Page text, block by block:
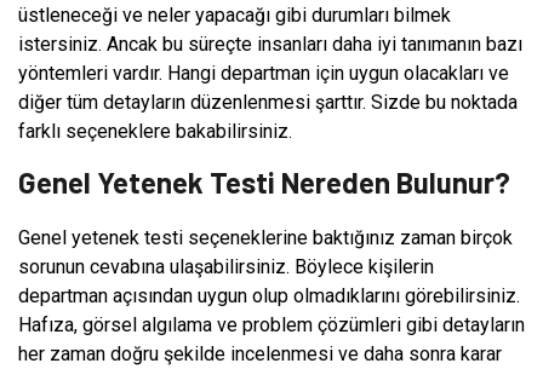
üstleneceği ve neler yapacağı gibi durumları bilmek
istersiniz. Ancak bu süreçte insanları daha iyi tanımanın bazı
yöntemleri vardır. Hangi departman için uygun olacakları ve
diğer tüm detayların düzenlenmesi şarttır. Sizde bu noktada
farklı seçeneklere bakabilirsiniz.
Genel Yetenek Testi Nereden Bulunur?
Genel yetenek testi seçeneklerine baktığınız zaman birçok
sorunun cevabına ulaşabilirsiniz. Böylece kişilerin
departman açısından uygun olup olmadıklarını görebilirsiniz.
Hafıza, görsel algılama ve problem çözümleri gibi detayların
her zaman doğru şekilde incelenmesi ve daha sonra karar